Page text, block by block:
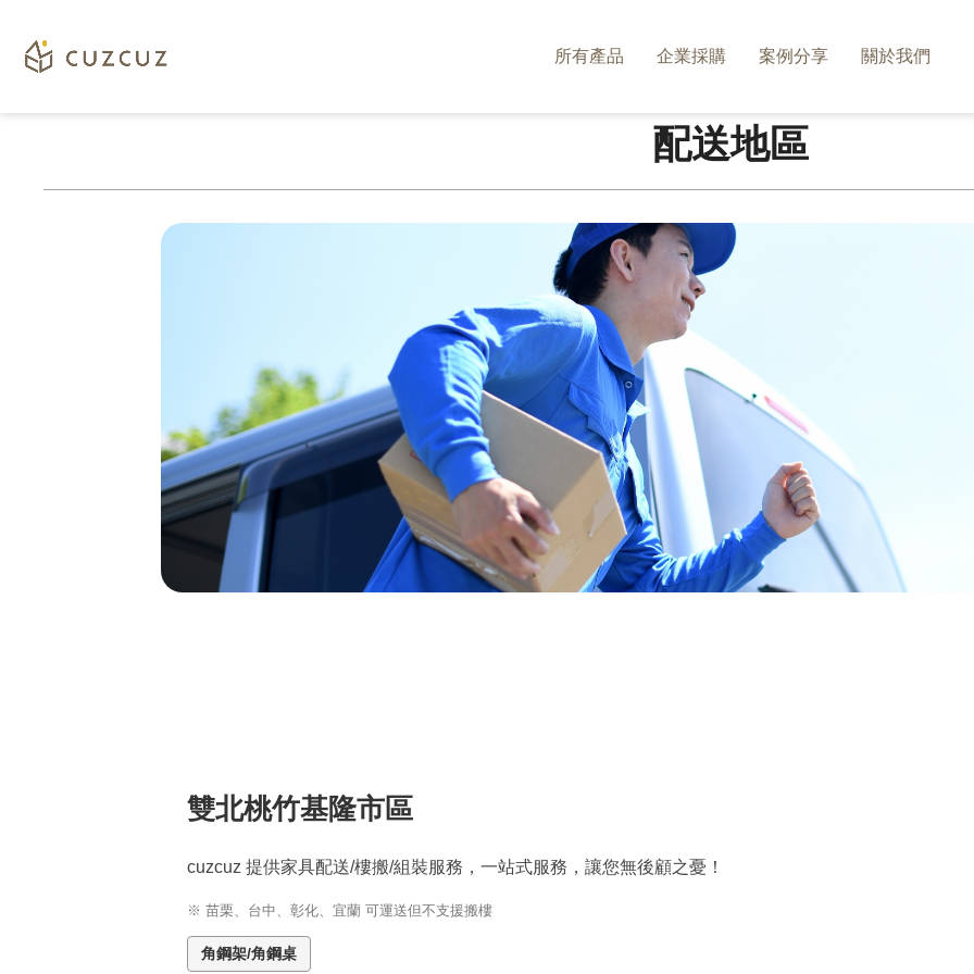
所有產品 企業採購 案例分享 關於我們
送
費
配送地區
雙北桃竹基隆市區
cuzcuz 提供家具配送/樓搬/組裝服務，一站式服務，讓您無後顧之憂！
※ 苗栗、台中、彰化、宜蘭 可運送但不支援搬樓
角鋼架/角鋼桌